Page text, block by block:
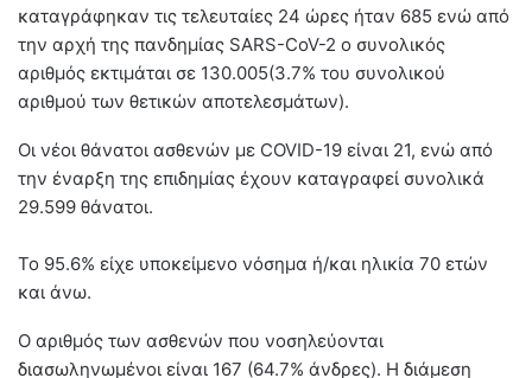
καταγράφηκαν τις τελευταίες 24 ώρες ήταν 685 ενώ από
την αρχή της πανδημίας SARS-CoV-2 ο συνολικός
αριθμός εκτιμάται σε 130.005(3.7% του συνολικού
αριθμού των θετικών αποτελεσμάτων).
Οι νέοι θάνατοι ασθενών με COVID-19 είναι 21, ενώ από
την έναρξη της επιδημίας έχουν καταγραφεί συνολικά
29.599 θάνατοι.
Το 95.6% είχε υποκείμενο νόσημα ή/και ηλικία 70 ετών
και άνω.
Ο αριθμός των ασθενών που νοσηλεύονται
διασωληνωμένοι είναι 167 (64.7% άνδρες). Η διάμεση